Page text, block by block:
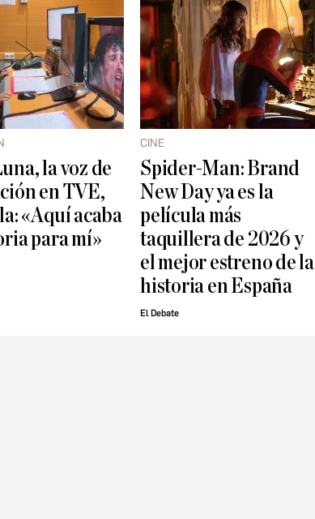
la voz de
en TVE,
«Aquí acaba
para mí»
CINE
Spider-Man: Brand
New Day ya es la
película más
taquillera de 2026 y
el mejor estreno de la
historia en España
El Debate